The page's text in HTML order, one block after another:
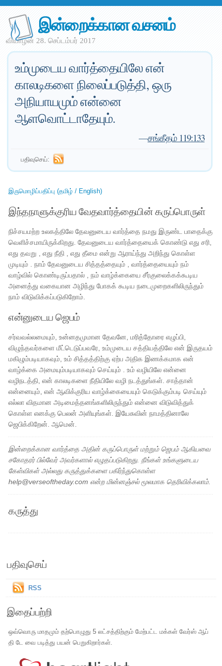
இன்றைக்கான வசனம்
வியாழன் 28. செப்டம்பர் 2017
உம்முடைய வார்த்தையிலே என்
காலடிகளை நிலைப்படுத்தி, ஒரு
அநியாயமும் என்னை
ஆளவொட்டாதேயும்.
—சங்கீதம் 119:133
பதிவுசெய்:
இருமொழிப்பதிப்பு (தமிழ் / English)
இந்தநாளுக்குரிய வேதவார்த்தையின் கருப்பொருள்
நிச்சயமற்ற உலகத்திலே தேவனுடைய வார்த்தை நமது இருண்ட பாதைக்கு
வெளிச்சமாயிருக்கிறது. தேவனுடைய வார்த்தையைக் கொண்டு எது சரி,
எது தவறு , எது நீதி , எது தீமை என்று ஆராய்ந்து அறிந்து கொள்ள
முடியும் . நாம் தேவனுடைய சித்தத்தையும் , வார்த்தையையும் நம்
வாழ்வில் கொண்டிருப்பதால் , நம் வாழ்க்கையை சீர்குலைக்கக்கூடிய
அனைத்து வகையான அழிந்து போகக் கூடிய நடைமுறைகளிலிருந்தும்
நாம் விடுவிக்கப்படுகிறோம்.
என்னுடைய ஜெபம்
சர்வவல்லமையும், உன்னதமுமான தேவனே, மரித்தோரை எழுப்பி,
விழுந்தவர்களை மீட்டெடுப்பவரே, உம்முடைய சத்தியத்திலே என் இருதயம்
மகிழும்படியாகவும், உம் சித்தத்திற்கு ஏற்ப அதிக இணக்கமாக என்
வாழ்க்கை அமையும்படியாகவும் செய்யும் . உம் வழியிலே என்னை
வழிநடத்தி, என் காலடிகளை நீதியிலே வழி நடத்துங்கள். சாத்தான்
என்னையும், என் ஆவிக்குரிய வாழ்க்கையையும் கெடுக்கும்படி செய்யும்
எல்லா விதமான அடிமைத்தனங்களிலிருந்தும் என்னை விடுவித்துக்
கொள்ள எனக்கு பெலன் அளியுங்கள். இயேசுவின் நாமத்தினாலே
ஜெபிக்கிறேன். ஆமென்.
இன்றைக்கான வார்த்தை அதின் கருப்பொருள் மற்றும் ஜெபம் ஆகியவை
சகோதரர் பில்வேர் அவர்களால் எழுதப்படுகிறது. நீங்கள் உங்களுடைய
கேள்விகள் அல்லது கருத்துக்களை பகிர்ந்துகொள்ள
help@verseoftheday.com என்ற மின்னஞ்சல் மூலமாக தெரிவிக்கலாம்.
கருத்து
பதிவுசெய்
RSS
இதைப்பற்றி
ஒவ்வொரு மாதமும் தற்பொழுது 5 லட்சத்திற்கும் மேற்பட்ட மக்கள் வேர்ஸ் ஆப்
தி டே வை படித்து பயன் பெறுகிறார்கள்.